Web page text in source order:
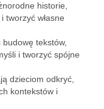
historie,
tworzyć własne
tekstów,
i tworzyć spójne
dzieciom odkryć,
kontekstów i